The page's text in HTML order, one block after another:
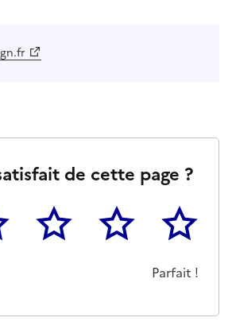
de cette page ?
3 4 5
Parfait !